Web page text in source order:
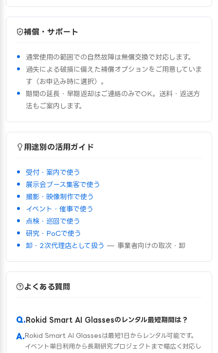
補償・サポート
通常使用の範囲での自然故障は無償交換で対応します。
過失による破損に備えた補償オプションをご用意していま
す（お申込み時に選択）。
期間の延長・早期返却はご連絡のみでOK。送料・返送方
法もご案内します。
用途別の活用ガイド
受付・案内で使う
展示会ブース集客で使う
撮影・映像制作で使う
イベント・催事で使う
点検・巡回で使う
研究・PoCで使う
卸・2次代理店として扱う — 事業者向けの取次・卸
よくある質問
Rokid Smart AI Glassesのレンタル最短期間は？
Rokid Smart AI Glassesは最短1日からレンタル可能です。
イベント単日利用から長期研究プロジェクトまで幅広く対応し